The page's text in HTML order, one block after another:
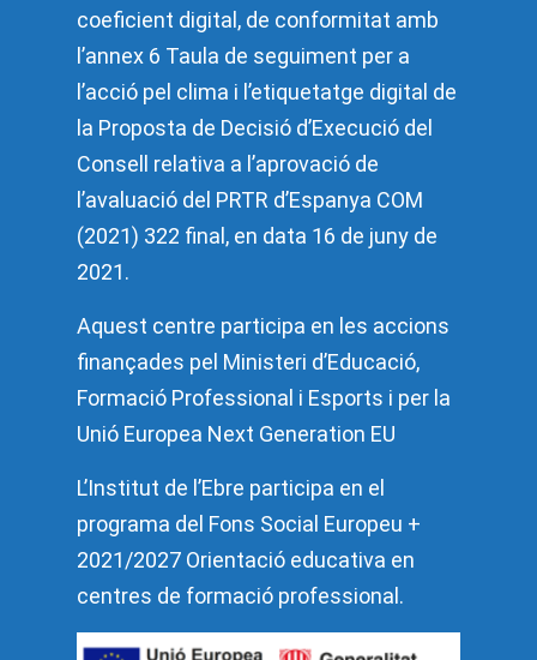
coeficient digital, de conformitat amb
l’annex 6 Taula de seguiment per a
l’acció pel clima i l’etiquetatge digital de
la Proposta de Decisió d’Execució del
Consell relativa a l’aprovació de
l’avaluació del PRTR d’Espanya COM
(2021) 322 final, en data 16 de juny de
2021.
Aquest centre participa en les accions
finançades pel Ministeri d’Educació,
Formació Professional i Esports i per la
Unió Europea Next Generation EU
L’Institut de l’Ebre participa en el
programa del Fons Social Europeu +
2021/2027 Orientació educativa en
centres de formació professional.